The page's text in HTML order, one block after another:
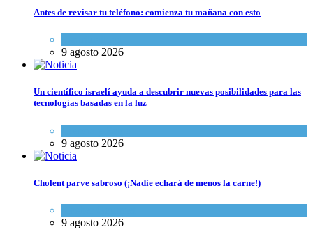
Antes de revisar tu teléfono: comienza tu mañana con esto
9 agosto 2026
Un científico israelí ayuda a descubrir nuevas posibilidades para las
tecnologías basadas en la luz
9 agosto 2026
Cholent parve sabroso (¡Nadie echará de menos la carne!)
9 agosto 2026